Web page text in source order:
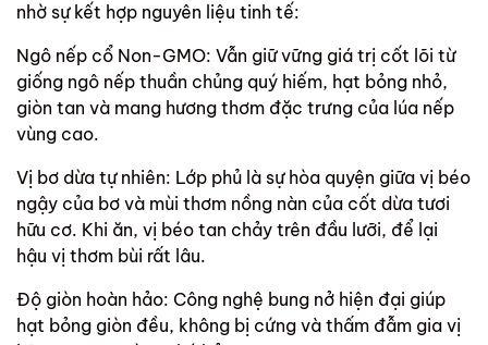
nhờ sự kết hợp nguyên liệu tinh tế:
Ngô nếp cổ Non-GMO: Vẫn giữ vững giá trị cốt lõi từ
giống ngô nếp thuần chủng quý hiếm, hạt bỏng nhỏ,
giòn tan và mang hương thơm đặc trưng của lúa nếp
vùng cao.
Vị bơ dừa tự nhiên: Lớp phủ là sự hòa quyện giữa vị béo
ngậy của bơ và mùi thơm nồng nàn của cốt dừa tươi
hữu cơ. Khi ăn, vị béo tan chảy trên đầu lưỡi, để lại
hậu vị thơm bùi rất lâu.
Độ giòn hoàn hảo: Công nghệ bung nở hiện đại giúp
hạt bỏng giòn đều, không bị cứng và thấm đẫm gia vị